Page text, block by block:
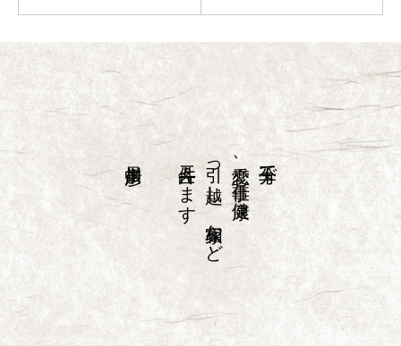
三十分で
恋愛、仕事、健康、
引っ越し、家相など
二件占えます